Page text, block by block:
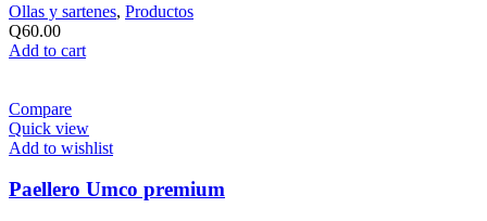
Ollas y sartenes, Productos
Q60.00
Add to cart
Compare
Quick view
Add to wishlist
Paellero Umco premium